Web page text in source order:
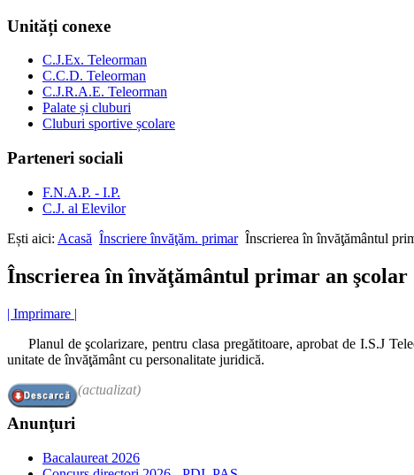
Unități conexe
C.J.Ex. Teleorman
C.C.D. Teleorman
C.J.R.A.E. Teleorman
Palate și cluburi
Cluburi sportive școlare
Parteneri sociali
F.N.A.P. - I.P.
C.J. al Elevilor
Ești aici: Acasă Înscriere învăţăm. primar Înscrierea în învăţământul
Înscrierea în învăţământul primar an
| Imprimare |
Planul de şcolarizare, pentru clasa pregătitoare, aprobat de I.S.J
unitate de învăţământ cu personalitate juridică.
(actualizat)
Anunţuri
Bacalaureat 2026